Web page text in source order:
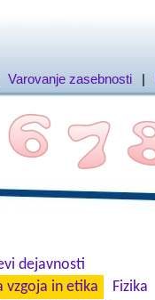
Varovanje zasebnosti |
dejavnosti
vzgoja in etika
Fizika